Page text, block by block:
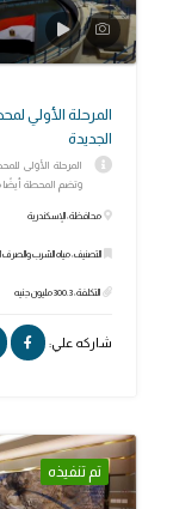
المرحلة الأولي
الجديدة
وتضم المحطة أيضًا
محافظة: الإسكندرية
التصنيف: مياه الشرب والصرف الصحي
التكلفة: 300.3 مليون جنيه
شاركه علي:
تم تنفيذه